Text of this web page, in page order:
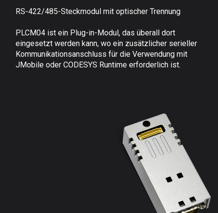
RS-422/485-Steckmodul mit optischer Trennung
PLCM04 ist ein Plug-in-Modul, das überall dort
eingesetzt werden kann, wo ein zusätzlicher serieller
Kommunikationsanschluss für die Verwendung mit
JMobile oder CODESYS Runtime erforderlich ist.